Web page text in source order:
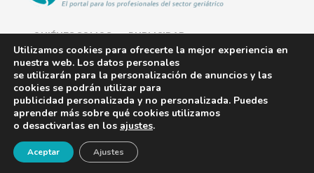
QUIÉNES SOMOS PUBLICIDAD
AVISO LEGAL
POLÍTICA DE COOKIES
POLÍTICA DE PRIVACIDAD
CONTACTO¡Newsletter!
Utilizamos cookies para ofrecerte la mejor experiencia en
nuestra web. Los datos personales
se utilizarán para la personalización de anuncios y las
cookies se podrán utilizar para
publicidad personalizada y no personalizada. Puedes
aprender más sobre qué cookies utilizamos
o desactivarlas en los ajustes.
Aceptar Ajustes